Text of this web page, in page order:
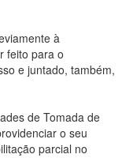
à
feito para o
e juntado, também,
de Tomada de
o seu
parcial no